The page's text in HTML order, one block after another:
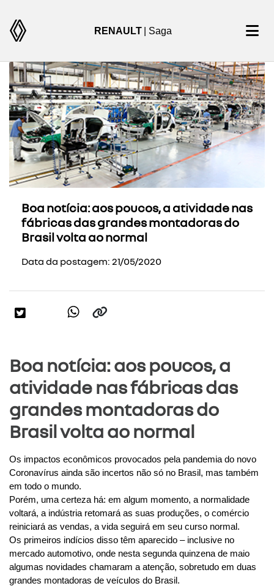
RENAULT | Saga
Boa notícia: aos poucos, a atividade nas
fábricas das grandes montadoras do
Brasil volta ao normal
Data da postagem: 21/05/2020
Boa notícia: aos poucos, a
atividade nas fábricas das
grandes montadoras do
Brasil volta ao normal
Os impactos econômicos provocados pela pandemia do novo
Coronavírus ainda são incertos não só no Brasil, mas também
em todo o mundo.
Porém, uma certeza há: em algum momento, a normalidade
voltará, a indústria retomará as suas produções, o comércio
reiniciará as vendas, a vida seguirá em seu curso normal.
Os primeiros indícios disso têm aparecido – inclusive no
mercado automotivo, onde nesta segunda quinzena de maio
algumas novidades chamaram a atenção, sobretudo em duas
grandes montadoras de veículos do Brasil.